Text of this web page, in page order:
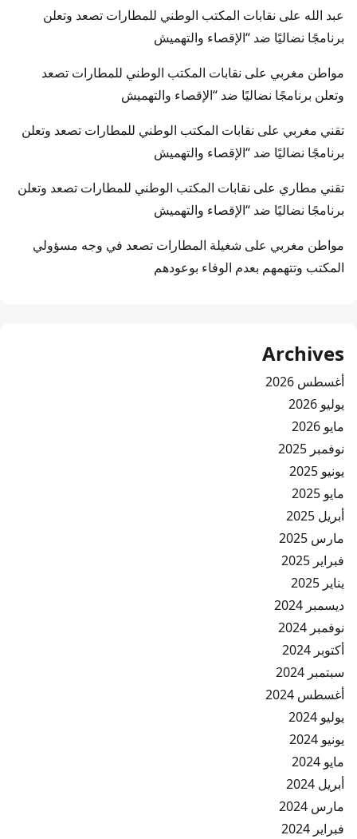
عبد الله على نقابات المكتب الوطني للمطارات تصعد وتعلن
برنامجًا نضاليًا ضد “الإقصاء والتهميش
مواطن مغربي على نقابات المكتب الوطني للمطارات تصعد
وتعلن برنامجًا نضاليًا ضد “الإقصاء والتهميش
تقني مغربي على نقابات المكتب الوطني للمطارات تصعد وتعلن
برنامجًا نضاليًا ضد “الإقصاء والتهميش
تقني مطاري على نقابات المكتب الوطني للمطارات تصعد وتعلن
برنامجًا نضاليًا ضد “الإقصاء والتهميش
مواطن مغربي على شغيلة المطارات تصعد في وجه مسؤولي
المكتب وتتهمهم بعدم الوفاء بوعودهم
Archives
أغسطس 2026
يوليو 2026
مايو 2026
نوفمبر 2025
يونيو 2025
مايو 2025
أبريل 2025
مارس 2025
فبراير 2025
يناير 2025
ديسمبر 2024
نوفمبر 2024
أكتوبر 2024
سبتمبر 2024
أغسطس 2024
يوليو 2024
يونيو 2024
مايو 2024
أبريل 2024
مارس 2024
فبراير 2024